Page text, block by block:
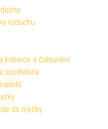
vzduchu
koberce a čalounění
spotřebiče
do myčky